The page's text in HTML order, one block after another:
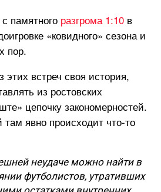
памятного разгрома 1:10 в
«ковидного» сезона и
пор.
этих встреч своя история,
из ростовских
цепочку закономерностей.
явно происходит что-то
неудаче можно найти в
футболистов, утративших